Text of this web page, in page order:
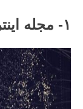
۱- مجله اینترنتی راهنما لپ تاپ